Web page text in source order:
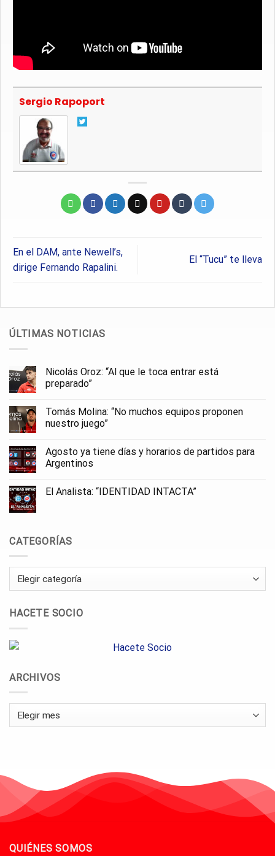
Sergio Rapoport
En el DAM, ante Newell’s,
dirige Fernando Rapalini.
El “Tucu” te lleva
ÚLTIMAS NOTICIAS
Nicolás Oroz: “Al que le toca entrar está
preparado”
Tomás Molina: “No muchos equipos proponen
nuestro juego”
Agosto ya tiene días y horarios de partidos para
Argentinos
El Analista: “IDENTIDAD INTACTA”
CATEGORÍAS
Categorías
HACETE SOCIO
ARCHIVOS
Archivos
QUIÉNES SOMOS